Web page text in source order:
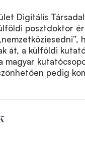
Digitális
posztdoktor
át, a külföldi
pedig